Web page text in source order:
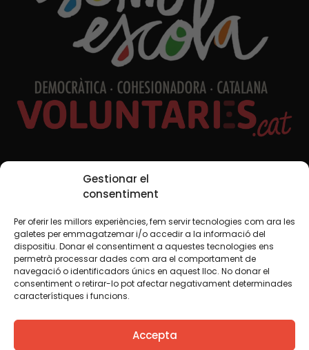
Gestionar el
consentiment
Per oferir les millors experiències, fem servir tecnologies com ara les
galetes per emmagatzemar i/o accedir a la informació del
dispositiu. Donar el consentiment a aquestes tecnologies ens
permetrà processar dades com ara el comportament de
navegació o identificadors únics en aquest lloc. No donar el
consentiment o retirar-lo pot afectar negativament determinades
característiques i funcions.
Accepta
Xarxes Socials
TWT YTB IG FB IN
Avís legalPolítica de cookies
Creiem que el coneixement s’ha de compartir. Per això
fem servir una llicència Creative Commons, llevat que en